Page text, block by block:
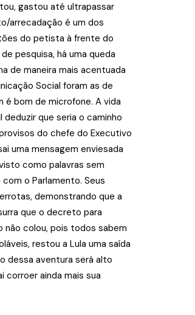
gastou até ultrapassar
arrecadação é um dos
do petista à frente do
pesquisa, há uma queda
de maneira mais acentuada
Social foram as de
é bom de microfone. A vida
que seria o caminho
do chefe do Executivo
uma mensagem enviesada
como palavras sem
o Parlamento. Seus
demonstrando que a
que o decreto para
não colou, pois todos sabem
restou a Lula uma saída
dessa aventura será alto
ainda mais sua